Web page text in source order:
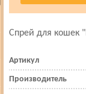
Спрей для кошек
Артикул
Производитель